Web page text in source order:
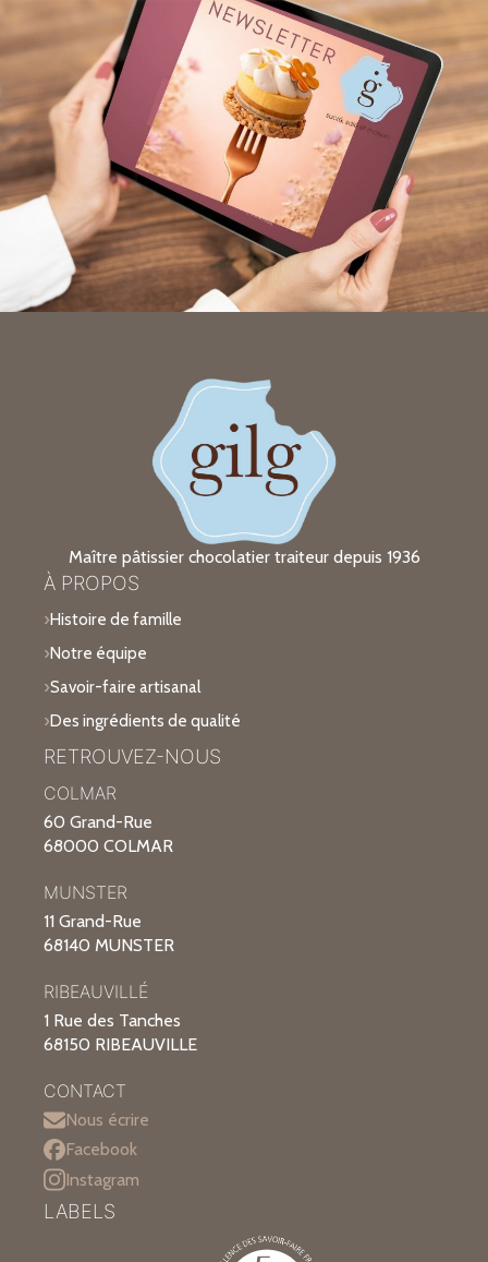
Maître pâtissier chocolatier traiteur depuis 1936
À PROPOS
Histoire de famille
Notre équipe
Savoir-faire artisanal
Des ingrédients de qualité
RETROUVEZ-NOUS
COLMAR
60 Grand-Rue
68000 COLMAR
MUNSTER
11 Grand-Rue
68140 MUNSTER
RIBEAUVILLÉ
1 Rue des Tanches
68150 RIBEAUVILLE
CONTACT
Nous écrire
Facebook
Instagram
LABELS